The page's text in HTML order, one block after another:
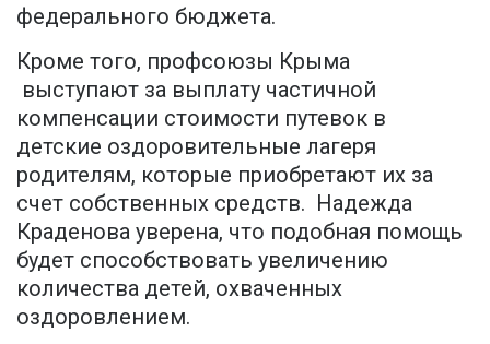
федерального бюджета.
Кроме того, профсоюзы Крыма
выступают за выплату частичной
компенсации стоимости путевок в
детские оздоровительные лагеря
родителям, которые приобретают их за
счет собственных средств. Надежда
Краденова уверена, что подобная помощь
будет способствовать увеличению
количества детей, охваченных
оздоровлением.